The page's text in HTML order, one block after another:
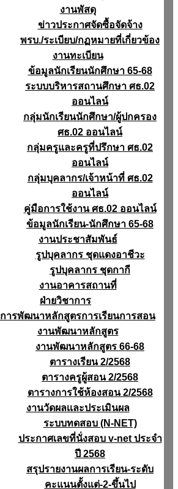
งานพัสดุ
ข่าวประกาศจัดซื้อจัดจ้าง
พรบ./ระเบียบ/กฏหมายที่เกี่ยวข้อง
งานทะเบียน
ข้อมูลนักเรียนนักศึกษา 65-68
ระบบบริหารสถานศึกษา ศธ.02
ออนไลน์
กลุ่มนักเรียนนักศึกษา/ผู้ปกครอง
ศธ.02 ออนไลน์
กลุ่มครูและครูที่ปรึกษา ศธ.02
ออนไลน์
กลุ่มบุคลากร/เจ้าหน้าที่ ศธ.02
ออนไลน์
คู่มือการใช้งาน ศธ.02 ออนไลน์
ข้อมูลนักเรียน-นักศึกษา 65-68
งานประชาสัมพันธ์
รูปบุคลากร ชุดแดงอาชีวะ
รูปบุคลากร ชุดกากี
งานอาคารสถานที่
ฝ่ายวิชาการ
การพัฒนาหลักสูตรการเรียนการสอน
งานพัฒนาหลักสูตร
งานพัฒนาหลักสูตร 66-68
ตารางเรียน 2/2568
ตารางครูผู้สอน 2/2568
ตารางการใช้ห้องสอน 2/2568
งานวัดผลเเละประเมินผล
ระบบทดสอบ (N-NET)
ประกาศเลขที่นั่งสอบ v-net ประจำ
ปี 2568
สรุปรายงานผลการเรียน-ระดับ
คะแนนตั้งแต่-2-ขึ้นไป